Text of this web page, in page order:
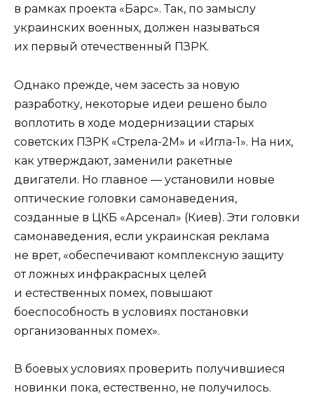
в рамках проекта «Барс». Так, по замыслу
украинских военных, должен называться
их первый отечественный ПЗРК.
Однако прежде, чем засесть за новую
разработку, некоторые идеи решено было
воплотить в ходе модернизации старых
советских ПЗРК «Стрела-2М» и «Игла-1». На них,
как утверждают, заменили ракетные
двигатели. Но главное — установили новые
оптические головки самонаведения,
созданные в ЦКБ «Арсенал» (Киев). Эти головки
самонаведения, если украинская реклама
не врет, «обеспечивают комплексную защиту
от ложных инфракрасных целей
и естественных помех, повышают
боеспособность в условиях постановки
организованных помех».
В боевых условиях проверить получившиеся
новинки пока, естественно, не получилось.